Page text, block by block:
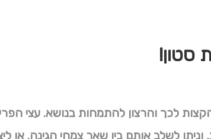
סטון!
לכך והרצון להתמחות בנושא. עצי הפרי
לשלב אותם בין שאר צמחי הגינה. או